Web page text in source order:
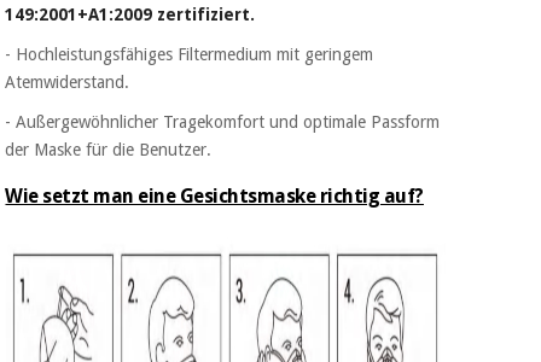
149:2001+A1:2009 zertifiziert.
- Hochleistungsfähiges Filtermedium mit geringem
Atemwiderstand.
- Außergewöhnlicher Tragekomfort und optimale Passform
der Maske für die Benutzer.
Wie setzt man eine Gesichtsmaske richtig auf?